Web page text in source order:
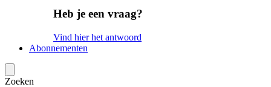
Heb je een vraag?
Vind hier het antwoord
Abonnementen
Zoeken